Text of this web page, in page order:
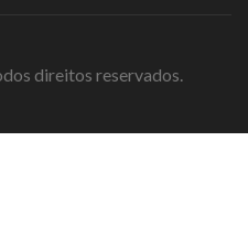
direitos reservados.